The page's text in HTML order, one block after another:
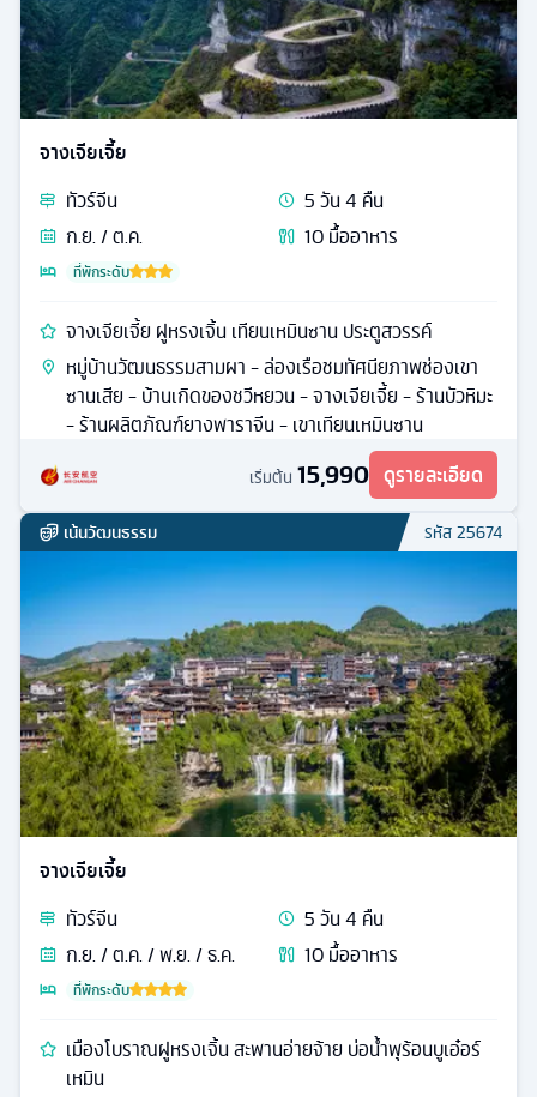
จางเจียเจี้ย
ทัวร์จีน 5วัน4 คืน
ก.ย. / ต.ค.
10มื้ออาหาร
ที่พักระดับ
จางเจียเจี้ย ฝูหรงเจิ้น เทียนเหมินซาน ประตูสวรรค์
หมู่บ้านวัฒนธรรมสามผา - ล่องเรือชมทัศนียภาพช่องเขา
ซานเสีย - บ้านเกิดของชวีหยวน - จางเจียเจี้ย - ร้านบัวหิมะ
- ร้านผลิตภัณฑ์ยางพาราจีน - เขาเทียนเหมินซาน
เริ่มต้น 15,990 ดูรายละเอียด
เน้นวัฒนธรรม รหัส25674
จางเจียเจี้ย
ทัวร์จีน 5วัน4 คืน
ก.ย. / ต.ค. / พ.ย. / ธ.ค.
10มื้ออาหาร
ที่พักระดับ
เมืองโบราณฝูหรงเจิ้น สะพานอ่ายจ้าย บ่อน้ำพุร้อนบูเอ๋อร์
เหมิน